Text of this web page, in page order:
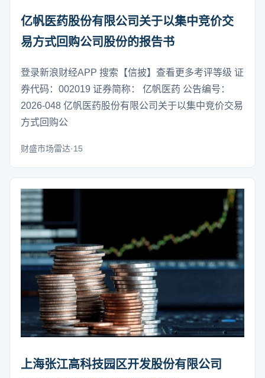
亿帆医药股份有限公司关于以集中竞价交
易方式回购公司股份的报告书
登录新浪财经APP 搜索【信披】查看更多考评等级 证
券代码：002019 证券简称： 亿帆医药 公告编号：
2026-048 亿帆医药股份有限公司关于以集中竞价交易
方式回购公
财盛市场雷达·15
上海张江高科技园区开发股份有限公司